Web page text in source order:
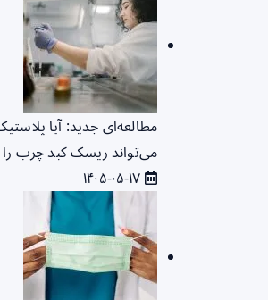
مطالعه‌ای جدید: آیا
می‌تواند ریسک کبد چرب